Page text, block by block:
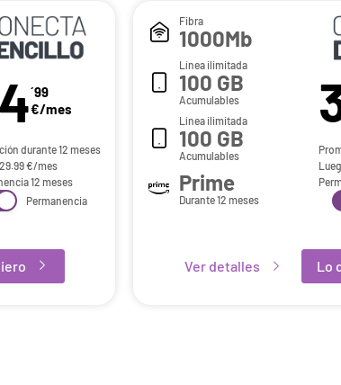
´99
€/mes
durante 12 meses
29.99€/mes
12 meses
Permanencia
Fibra
1000Mb
Línea ilimitada
100 GB
Acumulables
Línea ilimitada
100 GB
Acumulables
Prime
Durante 12 meses
Ver detalles Lo